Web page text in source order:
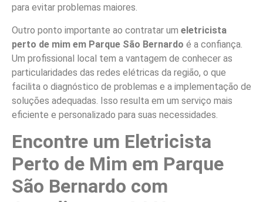
para evitar problemas maiores.
Outro ponto importante ao contratar um eletricista
perto de mim em Parque São Bernardo é a confiança.
Um profissional local tem a vantagem de conhecer as
particularidades das redes elétricas da região, o que
facilita o diagnóstico de problemas e a implementação de
soluções adequadas. Isso resulta em um serviço mais
eficiente e personalizado para suas necessidades.
Encontre um Eletricista
Perto de Mim em Parque
São Bernardo com